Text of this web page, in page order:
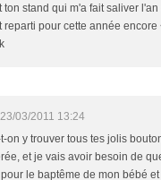
ton stand qui m'a fait saliver
reparti pour cette année encore
23/03/2011 13:24
on y trouver tous tes jolis
et je vais avoir besoin de
le baptême de mon bébé